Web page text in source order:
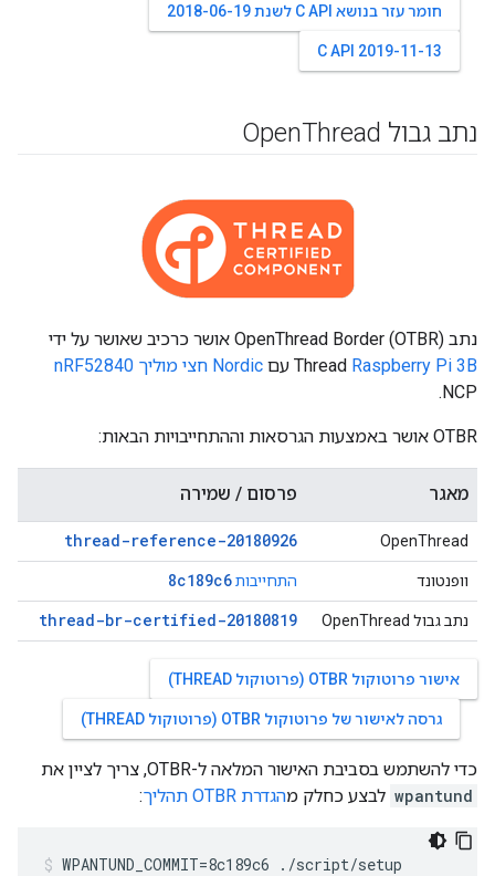
חומר עזר בנושא C API לשנת 2018-06-19
2019-11-13 C API
נתב גבול Open Thread
נתב OpenThread Border (OTBR) אושר כרכיב שאושר על ידי
Thread Raspberry Pi 3B עם Nordic חצי מוליך nRF52840
NCP.
OTBR אושר באמצעות הגרסאות וההתחייבויות הבאות:
מאגר פרסום / שמירה
OpenThread
thread-reference-20180926
וופנטונד התחייבות8c189c6
נתב גבול OpenThread thread-br-certified-20180819
אישור פרוטוקול OTBR (פרוטוקול THREAD)
גרסה לאישור של פרוטוקול OTBR (פרוטוקול THREAD)
כדי להשתמש בסביבת האישור המלאה ל-OTBR, צריך לציין את
wpantund לבצע כחלק מהגדרת OTBR תהליך :
WPANTUND_COMMIT=8c189c6 ./script/setup